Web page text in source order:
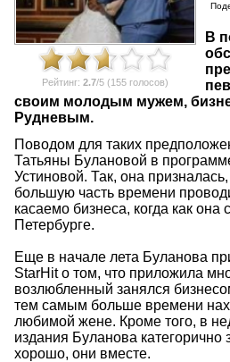
Рейтинг: 2.7/5 (155 голосов)
В
своим молодым мужем,
Рудневым.
Поводом для таких
Татьяны Булановой в
Устиновой. Так, она
большую часть времени
касаемо бизнеса, когда как
Петербурге.
Еще в начале лета Буланова
StarHit о том, что приложила
возлюбленный занялся
тем самым больше времени
любимой жене. Кроме того, в
издания Буланова
хорошо, они вместе.